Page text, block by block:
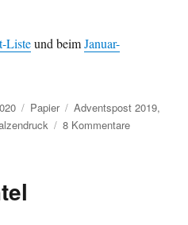
Listeund beimJanuar-
Kategorien
Papier Schlagwörter
Adventspost 2019,
8 Kommentarezu